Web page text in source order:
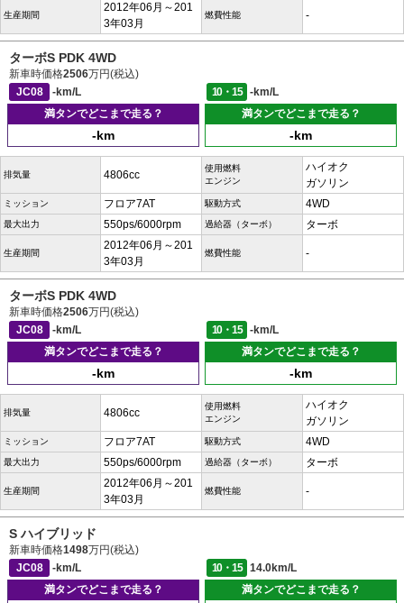
生産期間
2012年06月～201
3年03月
燃費性能 -
ターボS PDK 4WD
新車時価格2506万円(税込)
JC08
-km/L 10・15
-km/L
満タンでどこまで走る？
-km
満タンでどこまで走る？
-km
排気量 4806cc
使用燃料
エンジン
ハイオク
ガソリン
ミッション フロア7AT 駆動方式 4WD
最大出力 550ps/6000rpm 過給器（ターボ） ターボ
生産期間
2012年06月～201
3年03月
燃費性能 -
ターボS PDK 4WD
新車時価格2506万円(税込)
JC08
-km/L 10・15
-km/L
満タンでどこまで走る？
-km
満タンでどこまで走る？
-km
排気量 4806cc
使用燃料
エンジン
ハイオク
ガソリン
ミッション フロア7AT 駆動方式 4WD
最大出力 550ps/6000rpm 過給器（ターボ） ターボ
生産期間
2012年06月～201
3年03月
燃費性能 -
S ハイブリッド
新車時価格1498万円(税込)
JC08
-km/L 10・15
14.0km/L
満タンでどこまで走る？
満タンでどこまで走る？